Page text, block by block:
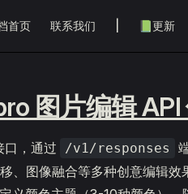
首页 联系我们 📗更新
图片编辑 API
口，通过 /v1/responses
、图像融合等多种创意编辑